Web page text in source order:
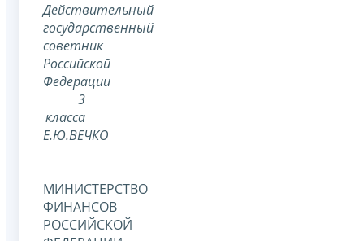
Действительный
государственный
советник
Российской
Федерации
3
класса
Е.Ю.ВЕЧКО
МИНИСТЕРСТВО
ФИНАНСОВ
РОССИЙСКОЙ